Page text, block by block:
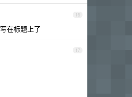
16
在标题上了
17